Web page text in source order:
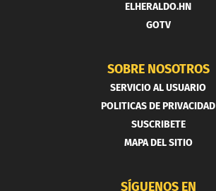
ELHERALDO.HN
GOTV
SOBRE NOSOTROS
SERVICIO AL USUARIO
POLITICAS DE PRIVACIDAD
SUSCRIBETE
MAPA DEL SITIO
SÍGUENOS EN